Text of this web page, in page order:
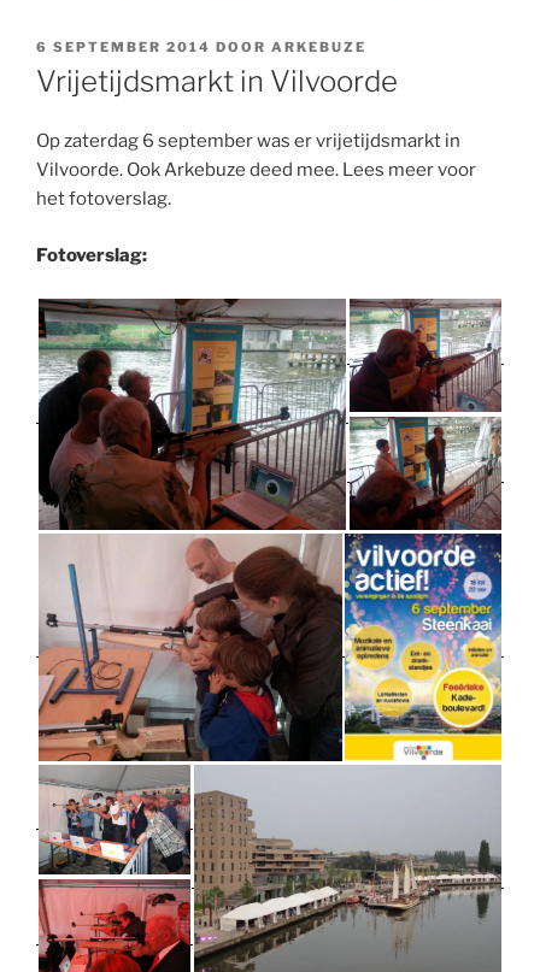
GEPLAATST
OP
6 SEPTEMBER 2014 DOOR ARKEBUZE
Vrijetijdsmarkt in Vilvoorde
Op zaterdag 6 september was er vrijetijdsmarkt in
Vilvoorde. Ook Arkebuze deed mee. Lees meer voor
het fotoverslag.
Fotoverslag: